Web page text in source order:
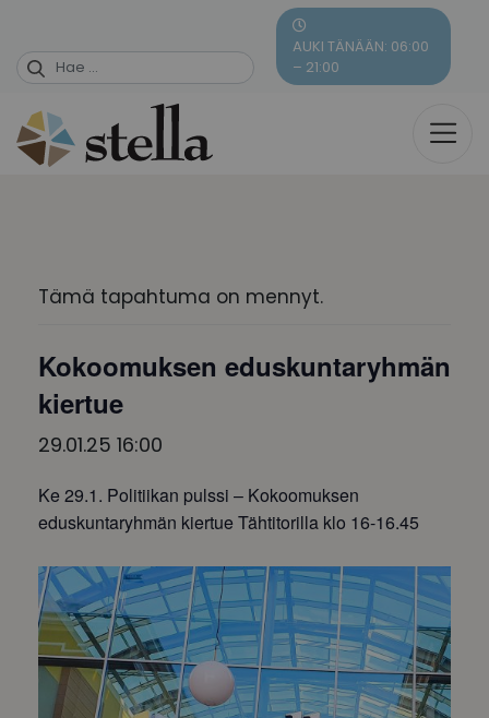
content
AUKI TÄNÄÄN: 06:00
– 21:00
Tämä tapahtuma on mennyt.
Kokoomuksen eduskuntaryhmän
kiertue
29.01.25 16:00
Ke 29.1. Politiikan pulssi – Kokoomuksen
eduskuntaryhmän kiertue Tähtitorilla klo 16-16.45